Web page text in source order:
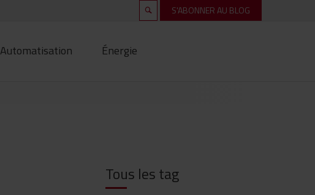
S'ABONNER AU BLOG
Automatisation Énergie
Tous les tag